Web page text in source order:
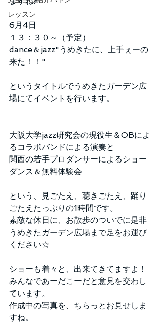
レッスン
6月4日
１３：３０～（予定）
dance＆jazz"うめきたに、上手ぇーの
来た！！"
というタイトルでうめきたガーデン広
場にてイベントを行います。
大阪大学jazz研究会の現役生＆OBによ
るコラボバンドによる演奏と
関西の若手プロダンサーによるショー
ダンス＆無料体験会
という、見ごたえ、聴きごたえ、踊り
ごたえたっぷりの1時間です。
素敵な休日に、お散歩のついでに是非
うめきたガーデン広場まで足をお運び
ください☆
ショーも着々と、出来てきてますよ！
みんなであーだこーだと意見を交わし
ています。
作成中の写真を、ちらっとお見せしま
すね。